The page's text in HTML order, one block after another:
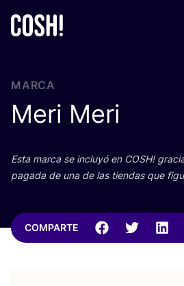
MARCA
Meri Meri
Esta mar­ca se inclu­yó en COSH!
paga­da de una de las tien­das que
COMPARTE